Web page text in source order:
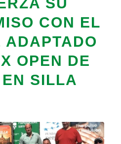
CON EL
ADAPTADO
OPEN DE
SILLA